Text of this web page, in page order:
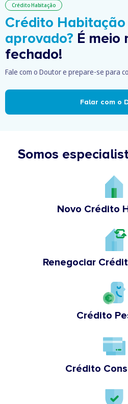
Crédito Habitação
Crédito
aprovado? É meio
fechado!
Fale com o Doutor e prepare-se para
Falar com o
Somos
Novo Crédito
Renegociar
Crédito
Crédito